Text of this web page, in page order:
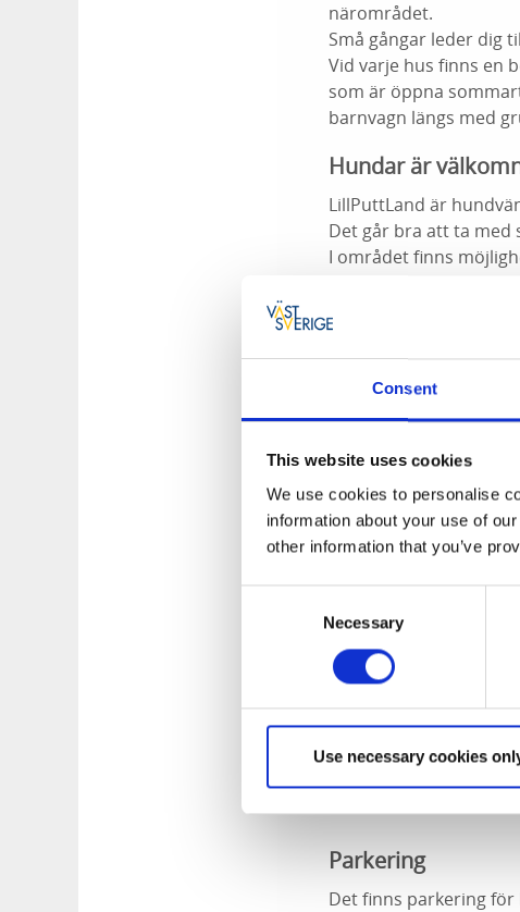
Consent
This website uses cookies
We use cookies to personalise
information about your use of
other information that you’ve
Necessary
Use necessary cookies
närområdet.
Små gångar leder dig
Vid varje hus finns en
som är öppna
barnvagn längs med
Hundar är
LillPuttLand är
Det går bra att ta med
I området finns
Café
ned både inomhus och
Det finns en ramp
Hitta hit
LillPuttLand ligger i
vänster i korsning där
Åker du
Öppet
LillPuttland öppnar
Gruppbokningar
Kontakta LillPuttLand
Parkering
Det finns parkering